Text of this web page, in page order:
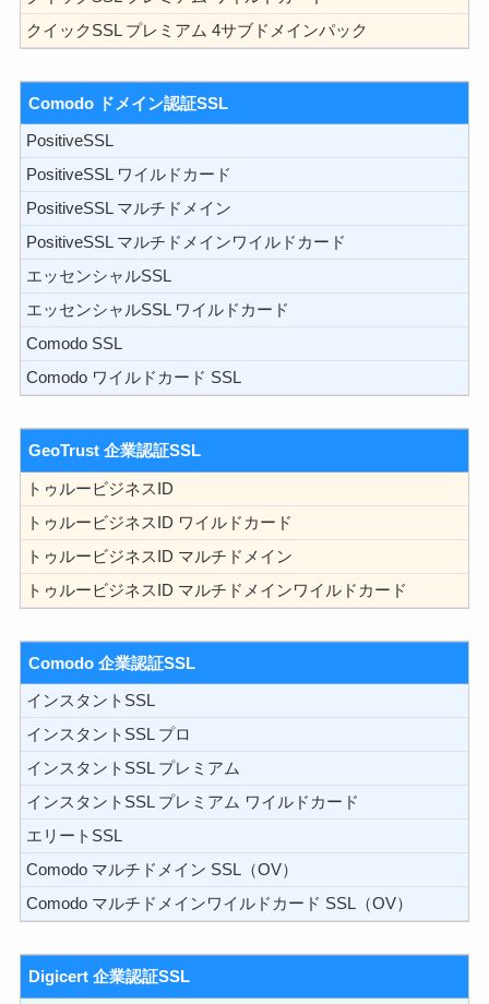
クイックSSL プレミアム 4サブドメインパック
Comodo ドメイン認証SSL
PositiveSSL
PositiveSSL ワイルドカード
PositiveSSL マルチドメイン
PositiveSSL マルチドメインワイルドカード
エッセンシャルSSL
エッセンシャルSSL ワイルドカード
Comodo SSL
Comodo ワイルドカード SSL
GeoTrust 企業認証SSL
トゥルービジネスID
トゥルービジネスID ワイルドカード
トゥルービジネスID マルチドメイン
トゥルービジネスID マルチドメインワイルドカード
Comodo 企業認証SSL
インスタントSSL
インスタントSSL プロ
インスタントSSL プレミアム
インスタントSSL プレミアム ワイルドカード
エリートSSL
Comodo マルチドメイン SSL（OV）
Comodo マルチドメインワイルドカード SSL（OV）
Digicert 企業認証SSL